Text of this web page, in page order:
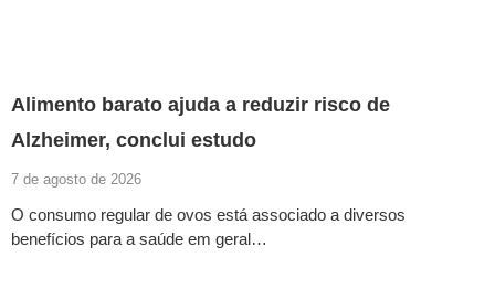
Alimento barato ajuda a reduzir risco de
Alzheimer, conclui estudo
7 de agosto de 2026
O consumo regular de ovos está associado a diversos
benefícios para a saúde em geral…